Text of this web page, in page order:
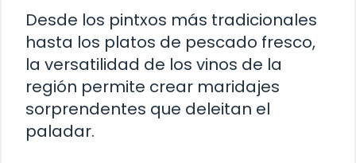
Desde los pintxos más tradicionales
hasta los platos de pescado fresco,
la versatilidad de los vinos de la
región permite crear maridajes
sorprendentes que deleitan el
paladar.